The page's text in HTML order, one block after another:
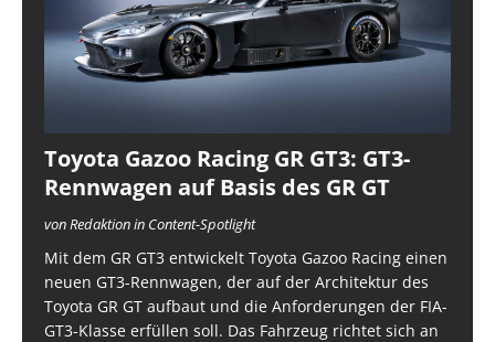
Toyota Gazoo Racing GR GT3: GT3-
Rennwagen auf Basis des GR GT
von Redaktion in Content-Spotlight
Mit dem GR GT3 entwickelt Toyota Gazoo Racing einen
neuen GT3-Rennwagen, der auf der Architektur des
Toyota GR GT aufbaut und die Anforderungen der FIA-
GT3-Klasse erfüllen soll. Das Fahrzeug richtet sich an